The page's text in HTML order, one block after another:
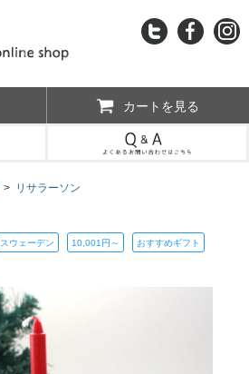
カートを見る
> リサラーソン
スウェーデン 10,001円～ おすすめギフト